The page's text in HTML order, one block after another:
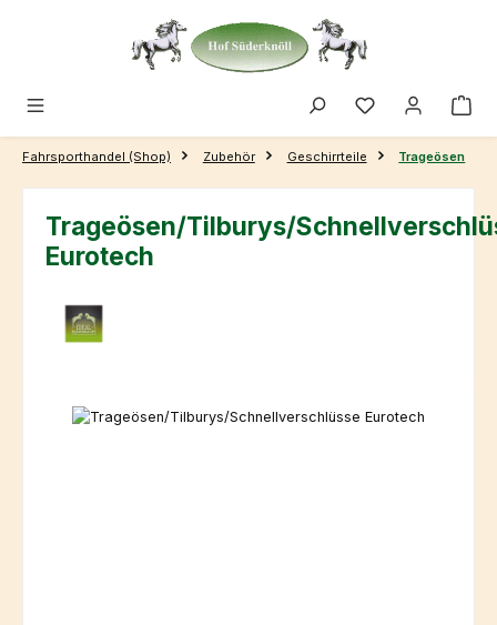
Zum Hauptinhalt springen
Fahrsporthandel (Shop) Zubehör Geschirrteile Trageösen
Trageösen/Tilburys/
Eurotech
Bildergalerie überspringen